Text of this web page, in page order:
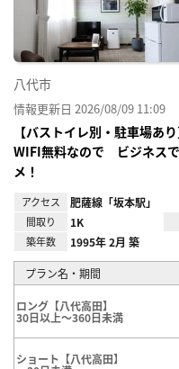
八代市
情報更新日 2026/08/09 11:09
【バストイレ別・駐車場
WIFI無料なので ビジネス
メ！
アクセス 肥薩線「坂本駅」
間取り 1K
築年数 1995年 2月 築
プラン名・期間
ロング【八代高田】
30日以上～360日未満
ショート【八代高田】